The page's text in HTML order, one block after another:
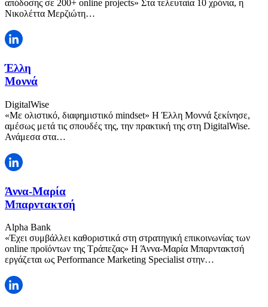
απόδοσης σε 200+ online projects» Στα τελευταία 10 χρόνια, η
Νικολέττα Μερζιώτη…
Έλλη
Μοννά
DigitalWise
«Με ολιστικό, διαφημιστικό mindset» Η Έλλη Μοννά ξεκίνησε,
αμέσως μετά τις σπουδές της, την πρακτική της στη DigitalWise.
Ανάμεσα στα…
Άννα-Μαρία
Μπαρντακτσή
Alpha Bank
«Έχει συμβάλλει καθοριστικά στη στρατηγική επικοινωνίας των
online προϊόντων της Τράπεζας» Η Άννα-Μαρία Μπαρντακτσή
εργάζεται ως Performance Marketing Specialist στην…